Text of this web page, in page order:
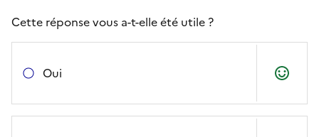
Cette réponse vous a-t-elle été utile ?
Oui